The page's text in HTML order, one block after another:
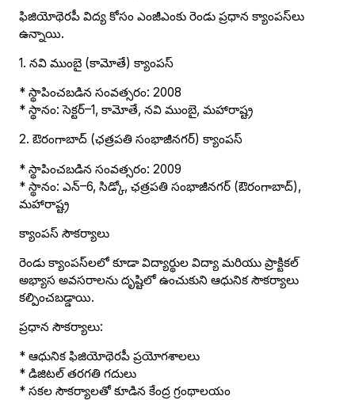
ఫిజియోథెరపీ విద్య కోసం ఎంజీఎంకు రెండు ప్రధాన క్యాంపస్‌లు
ఉన్నాయి.
1. నవి ముంబై (కామోతే) క్యాంపస్
* స్థాపించబడిన సంవత్సరం: 2008
* స్థానం: సెక్టర్–1, కామోతే, నవి ముంబై, మహారాష్ట్ర
2. ఔరంగాబాద్ (ఛత్రపతి సంభాజీనగర్) క్యాంపస్
* స్థాపించబడిన సంవత్సరం: 2009
* స్థానం: ఎన్–6, సిడ్కో, ఛత్రపతి సంభాజీనగర్ (ఔరంగాబాద్),
మహారాష్ట్ర
క్యాంపస్ సౌకర్యాలు
రెండు క్యాంపస్‌లలో కూడా విద్యార్థుల విద్యా మరియు ప్రాక్టికల్
అభ్యాస అవసరాలను దృష్టిలో ఉంచుకుని ఆధునిక సౌకర్యాలు
కల్పించబడ్డాయి.
ప్రధాన సౌకర్యాలు:
* ఆధునిక ఫిజియోథెరపీ ప్రయోగశాలలు
* డిజిటల్ తరగతి గదులు
* సకల సౌకర్యాలతో కూడిన కేంద్ర గ్రంథాలయం